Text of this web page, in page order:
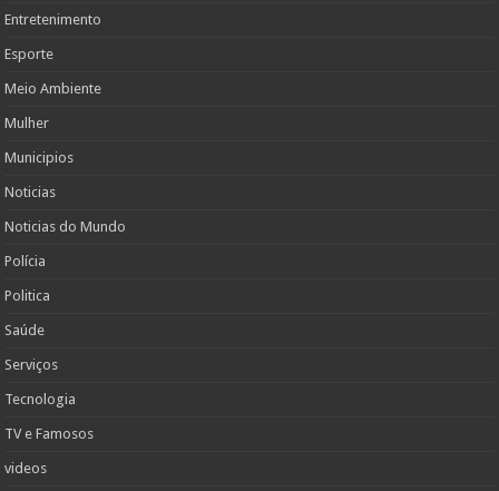
Entretenimento
Esporte
Meio Ambiente
Mulher
Municipios
Noticias
Noticias do Mundo
Polícia
Politica
Saúde
Serviços
Tecnologia
TV e Famosos
videos